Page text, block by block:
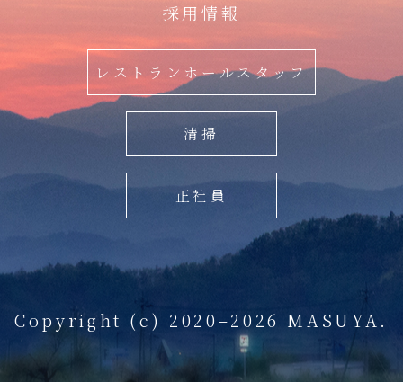
採用情報
レストランホールスタッフ
清掃
正社員
Copyright (c) 2020–2026 MASUYA.